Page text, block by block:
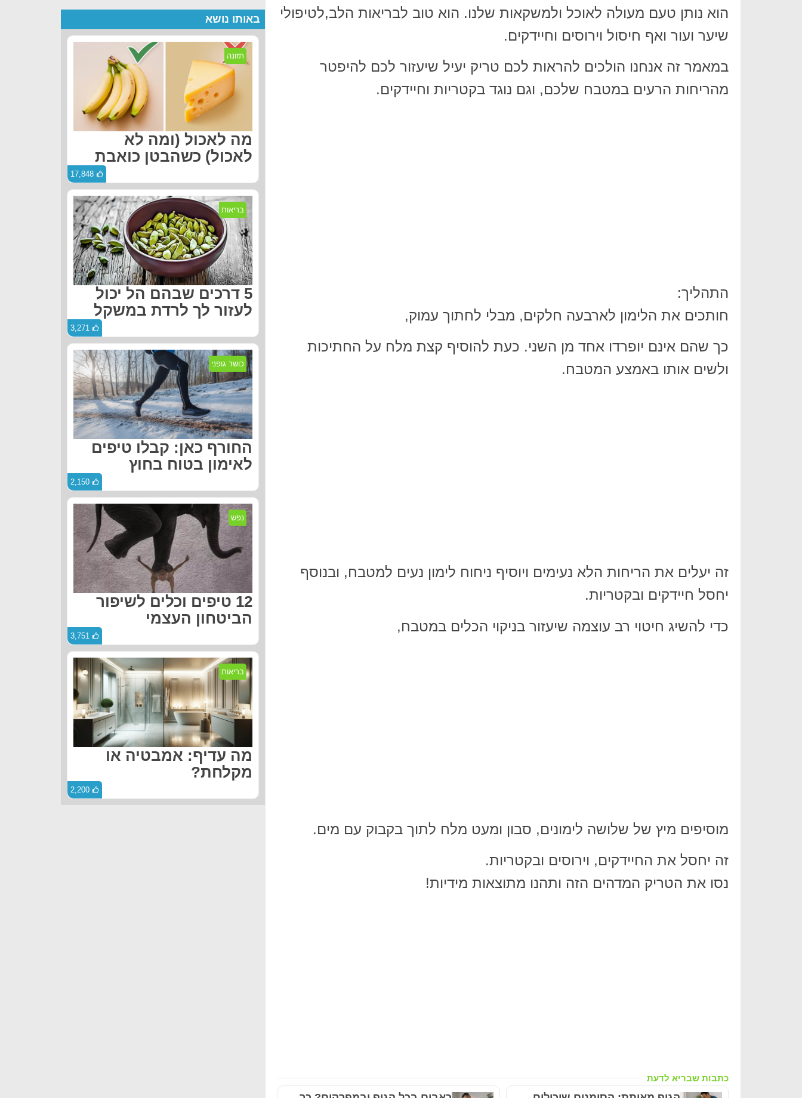
הוא נותן טעם מעולה לאוכל ולמשקאות שלנו. הוא טוב לבריאות הלב,לטיפולי
שיער ועור ואף חיסול וירוסים וחיידקים.
במאמר זה אנחנו הולכים להראות לכם טריק יעיל שיעזור לכם להיפטר
מהריחות הרעים במטבח שלכם, וגם נוגד בקטריות וחיידקים.
התהליך:
חותכים את הלימון לארבעה חלקים, מבלי לחתוך עמוק,
כך שהם אינם יופרדו אחד מן השני. כעת להוסיף קצת מלח על החתיכות
ולשים אותו באמצע המטבח.
זה יעלים את הריחות הלא נעימים ויוסיף ניחוח לימון נעים למטבח, ובנוסף
יחסל חיידקים ובקטריות.
כדי להשיג חיטוי רב עוצמה שיעזור בניקוי הכלים במטבח,
מוסיפים מיץ של שלושה לימונים, סבון ומעט מלח לתוך בקבוק עם מים.
זה יחסל את החיידקים, וירוסים ובקטריות.
נסו את הטריק המדהים הזה ותהנו מתוצאות מידיות!
כתבות שבריא לדעת
באותו נושא
תזונה
מה לאכול (ומה לא
לאכול) כשהבטן כואבת
17,848
בריאות
5 דרכים שבהם הל יכול
לעזור לך לרדת במשקל
3,271
כושר גופני
החורף כאן: קבלו טיפים
לאימון בטוח בחוץ
2,150
נפש
12 טיפים וכלים לשיפור
הביטחון העצמי
3,751
בריאות
מה עדיף: אמבטיה או
מקלחת?
2,200